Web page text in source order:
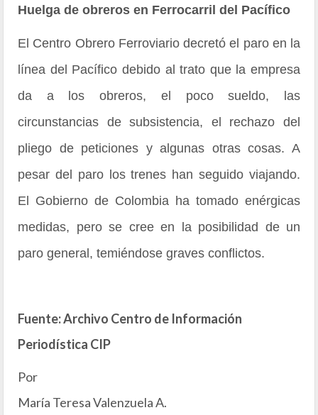
Huelga de obreros en Ferrocarril del Pacífico
El Centro Obrero Ferroviario decretó el paro en la
línea del Pacífico debido al trato que la empresa
da a los obreros, el poco sueldo, las
circunstancias de subsistencia, el rechazo del
pliego de peticiones y algunas otras cosas. A
pesar del paro los trenes han seguido viajando.
El Gobierno de Colombia ha tomado enérgicas
medidas, pero se cree en la posibilidad de un
paro general, temiéndose graves conflictos.
Fuente: Archivo Centro de Información
Periodística CIP
Por
María Teresa Valenzuela A.